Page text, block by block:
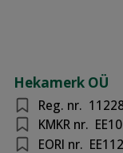
Hekamerk OÜ
Reg. nr.
KMKR nr.
EORI nr.